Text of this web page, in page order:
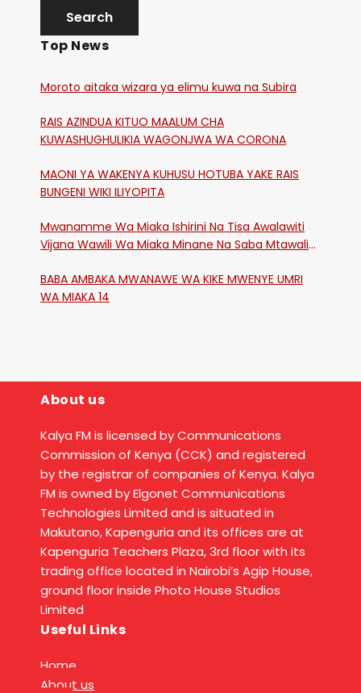
Top News
Moroto aitaka wizara ya elimu kuwa na Subira
RAIS AZINDUA KITUO MAALUM CHA
KUWASHUGHULIKIA WAGONJWA WA CORONA
MAONI YA WAKENYA KUHUSU HOTUBA YAKE RAIS
BUNGENI WIKI ILIYOPITA
Mwanamme Wa Miaka Ishirini Na Tisa Awalawiti
Vijana Wawili Wa Miaka Minane Na Saba Mtawalia
BABA AMBAKA MWANAWE WA KIKE MWENYE UMRI
WA MIAKA 14
About us
Kalya FM is licensed by Communications
Commission of Kenya (CCK) and registered
by the registrar of companies of Kenya. Kalya
FM is owned by Elgonet Communications
Technologies Limited and is situated in
Makutano, Kapenguria and its offices are at
Kapenguria Teachers Plaza, 3rd floor with its
trading office located in Nairobi’s Agip House,
ground floor inside Photo House Studios
Limited
Useful Links
Home
About us